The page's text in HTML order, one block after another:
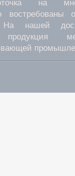
на
На нашей